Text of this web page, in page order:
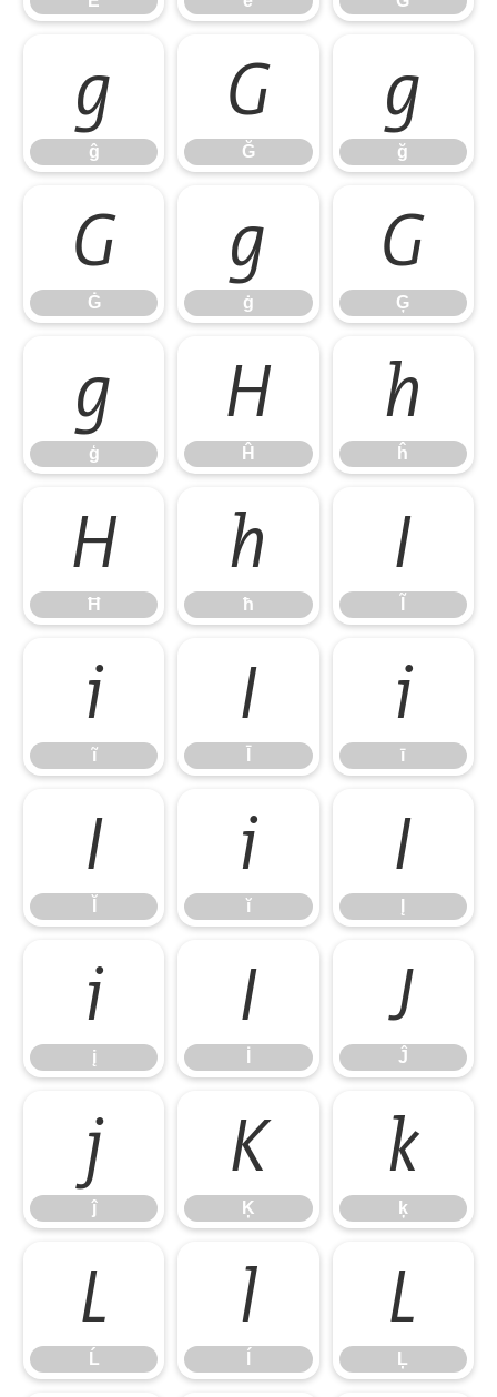
ĝ
ĝ
Ğ
Ğ
ğ
ğ
Ġ
Ġ
ġ
ġ
Ģ
Ģ
ģ
ģ
Ĥ
Ĥ
ĥ
ĥ
Ħ
Ħ
ħ
ħ
Ĩ
ĩ
ĩ
Ī ī
ī
Ĭ ĭ
ĭ
Į
į
į
İ Ĵ
Ĵ
ĵ
ĵ
Ķ
Ķ
ķ
ķ
Ĺ
Ĺ
ĺ Ļ
Ļ